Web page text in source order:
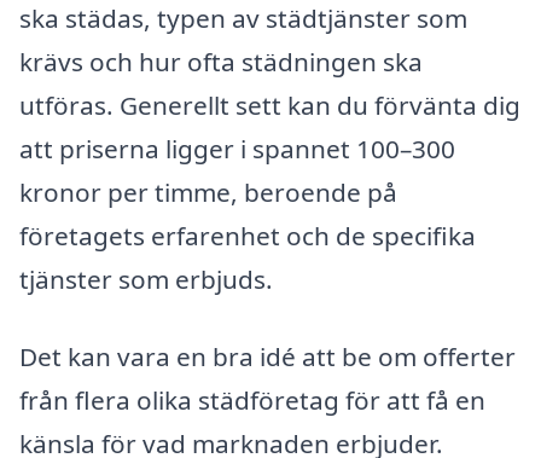
ska städas, typen av städtjänster som
krävs och hur ofta städningen ska
utföras. Generellt sett kan du förvänta dig
att priserna ligger i spannet 100–300
kronor per timme, beroende på
företagets erfarenhet och de specifika
tjänster som erbjuds.
Det kan vara en bra idé att be om offerter
från flera olika städföretag för att få en
känsla för vad marknaden erbjuder.